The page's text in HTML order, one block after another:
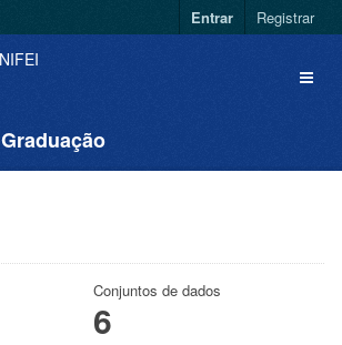
Entrar Registrar
Graduação
Conjuntos de dados
6